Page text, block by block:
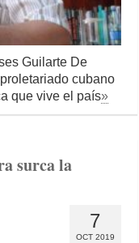
Guilarte De
cubano
que vive el país»
surca la
7
OCT 2019